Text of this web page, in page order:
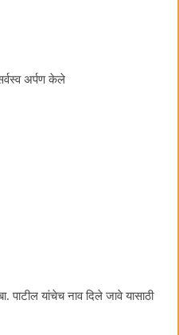
अर्पण केले
पाटील यांचेच नाव दिले जावे यासाठी